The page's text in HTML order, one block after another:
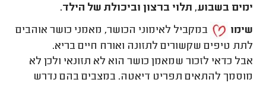
ימים בשבוע, תלוי ברצון וביכולת של הילד.
שימו
במקביל לאימוני הכושר, מאמני כושר אוהבים
לתת טיפים שקשורים לתזונה ואורח חיים בריא.
אבל כדאי לזכור שמאמן כושר הוא לא תזונאי ולכן לא
מוסמך להתאים תפריט דיאטה. במצבים בהם נדרש